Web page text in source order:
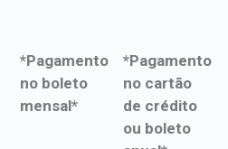
*Pagamento
no boleto
mensal*
*Pagamento
no cartão
de crédito
ou boleto